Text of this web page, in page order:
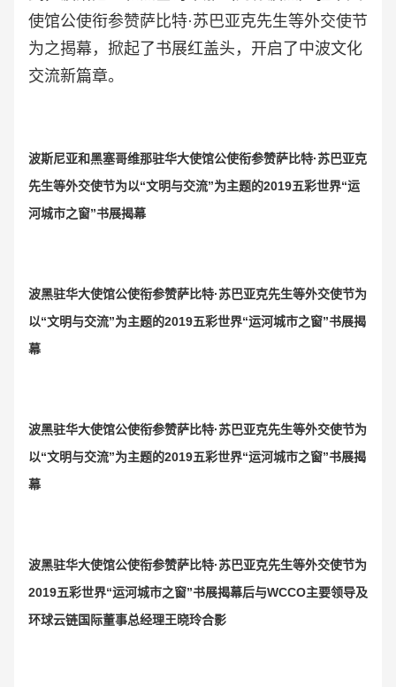
使馆公使衔参赞萨比特·苏巴亚克先生等外交使节
为之揭幕，掀起了书展红盖头，开启了中波文化
交流新篇章。
波斯尼亚和黑塞哥维那驻华大使馆公使衔参赞萨比特·苏巴亚克
先生等外交使节为以“文明与交流”为主题的2019五彩世界“运
河城市之窗”书展揭幕
波黑驻华大使馆公使衔参赞萨比特·苏巴亚克先生等外交使节为
以“文明与交流”为主题的2019五彩世界“运河城市之窗”书展揭
幕
波黑驻华大使馆公使衔参赞萨比特·苏巴亚克先生等外交使节为
以“文明与交流”为主题的2019五彩世界“运河城市之窗”书展揭
幕
波黑驻华大使馆公使衔参赞萨比特·苏巴亚克先生等外交使节为
2019五彩世界“运河城市之窗”书展揭幕后与WCCO主要领导及
环球云链国际董事总经理王晓玲合影